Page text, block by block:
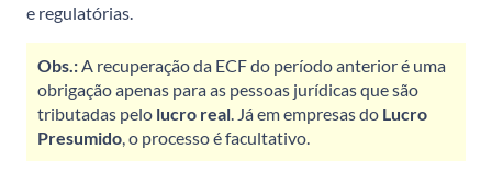
e regulatórias.
Obs.: A recuperação da ECF do período anterior é uma
obrigação apenas para as pessoas jurídicas que são
tributadas pelo lucro real . Já em empresas do Lucro
Presumido , o processo é facultativo.